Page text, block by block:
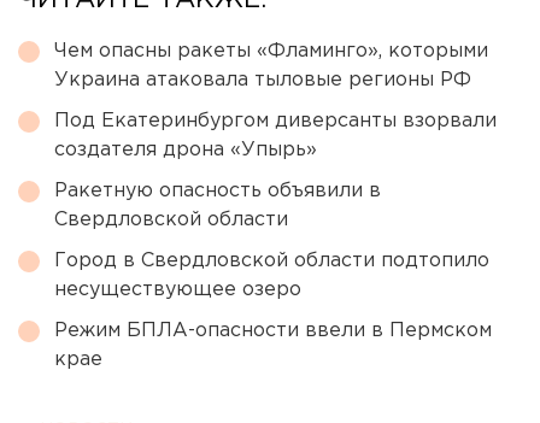
Чем опасны ракеты «Фламинго», которыми
Украина атаковала тыловые регионы РФ
Под Екатеринбургом диверсанты взорвали
создателя дрона «Упырь»
Ракетную опасность объявили в
Свердловской области
Город в Свердловской области подтопило
несуществующее озеро
Режим БПЛА-опасности ввели в Пермском
крае